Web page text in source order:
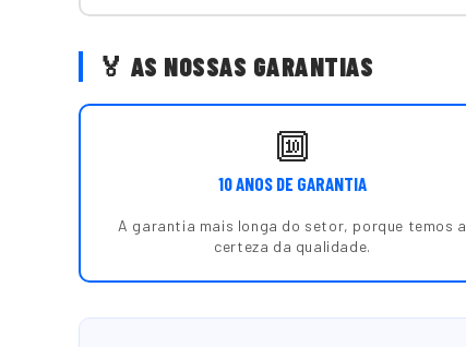
🏅 AS NOSSAS GARANTIAS
🔟
10 ANOS DE GARANTIA
A garantia mais longa do setor, porque temos a
certeza da qualidade.